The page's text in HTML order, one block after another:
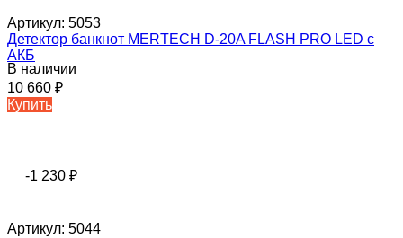
Артикул: 5053
Детектор банкнот MERTECH D-20A FLASH PRO LED с
АКБ
В наличии
10 660 ₽
Купить
-1 230 ₽
Артикул: 5044